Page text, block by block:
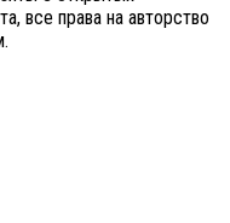
все права на авторство